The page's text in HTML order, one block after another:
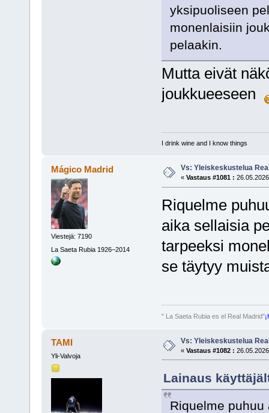
yksipuoliseen
monenlaisiin
pelaakin.
Mutta eivät
joukkueeseen
I drink wine and I know things
Mágico Madrid
Viestejä: 7190
La Saeta Rubia 1926–2014
Vs: Yleiskeskustelua
« Vastaus #1081 :
Riquelme
aika sellaisia
tarpeeksi
se täytyy
" La Saeta Rubia es el Real Madrid"
TAMI
Yli-Valvoja
Vs: Yleiskeskustelua
« Vastaus #1082 :
Lainaus
Riquelme